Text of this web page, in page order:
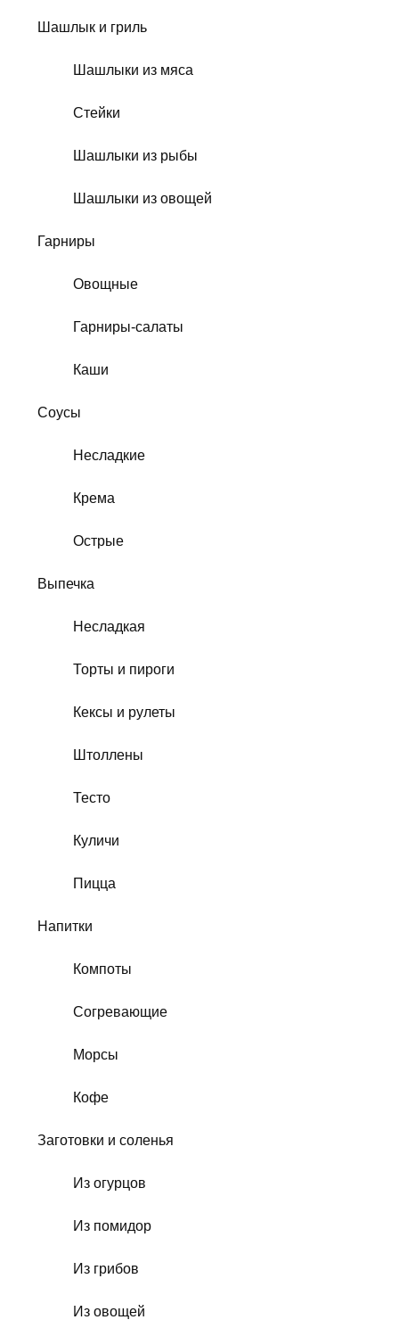
Шашлык и гриль
Шашлыки из мяса
Стейки
Шашлыки из рыбы
Шашлыки из овощей
Гарниры
Овощные
Гарниры-салаты
Каши
Соусы
Несладкие
Крема
Острые
Выпечка
Несладкая
Торты и пироги
Кексы и рулеты
Штоллены
Тесто
Куличи
Пицца
Напитки
Компоты
Согревающие
Морсы
Кофе
Заготовки и соленья
Из огурцов
Из помидор
Из грибов
Из овощей